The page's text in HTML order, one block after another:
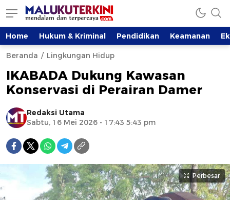
Home Hukum & Kriminal Pendidikan Keamanan
Beranda Lingkungan Hidup
IKABADA Dukung Kawasan
Konservasi di Perairan Damer
Redaksi Utama
Sabtu, 16 Mei 2026 - 17:43 5:43 pm
Perbesar